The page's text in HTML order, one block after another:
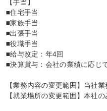
【手当】
■住宅手当
■家族手当
■出張手当
■役職手当
■給与改定：年4回
■決算賞与：会社の業績に応じ
【業務内容の変更範囲】当社業
【就業場所の変更範囲】本社の